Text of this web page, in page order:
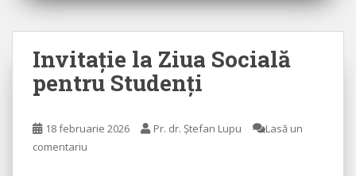
Invitație la Ziua Socială
pentru Studenți
18 februarie 2026 Pr. dr. Ștefan Lupu
Lasă un
comentariu